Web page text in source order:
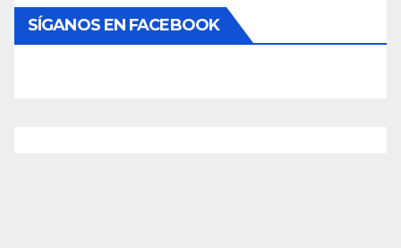
SÍGANOS EN FACEBOOK